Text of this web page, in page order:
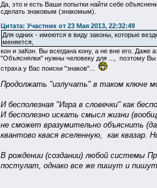
Да, это и есть Ваши попытки найти себе
сделать знаковым (знакомым).
Цитата: Участник от 23 Мая 2013, 22:32:49
Для одних - имеются в виду законы, которые
меняется,
кон и заКон. Вы всегдана кону, а не вне его. Даже
"Объяснялки" нужны человеку для ..., поэтому Вы
страха у Вас поиски "знаков"...
Продолжать "излучать" в таком ключе
И бесполезная "Игра в словечки" как
И бесполезно искать смысл жизни
не сможет вразумительно объяснить
квантово квася вселенную, как
В рождении (создании) любой системы
постулат, однако все же пишут и